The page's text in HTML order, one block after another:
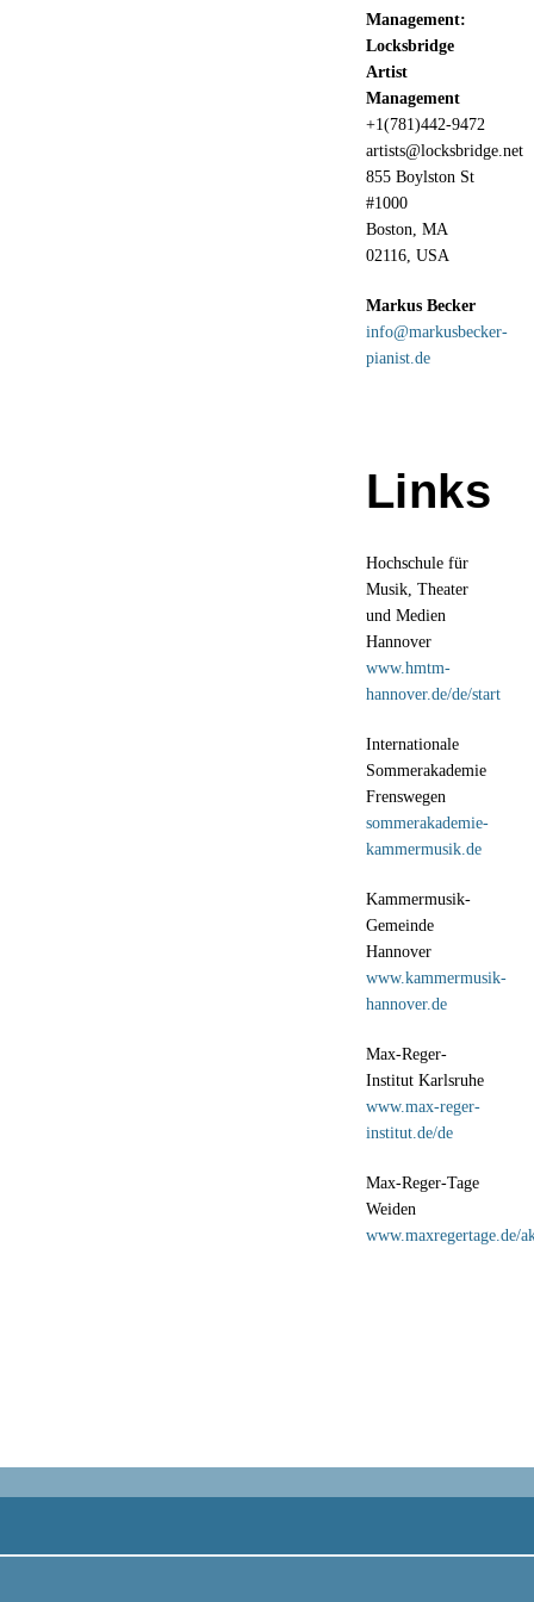
Management:
Locksbridge
Artist
Management
+1(781)442-9472
artists@locksbridge.net
855 Boylston St
#1000
Boston, MA
02116, USA
Markus Becker
info@markusbecker-
pianist.de
Links
Hochschule für
Musik, Theater
und Medien
Hannover
www.hmtm-
hannover.de/de/start
Internationale
Sommerakademie
Frenswegen
sommerakademie-
kammermusik.de
Kammermusik-
Gemeinde
Hannover
www.kammermusik-
hannover.de
Max-Reger-
Institut Karlsruhe
www.max-reger-
institut.de/de
Max-Reger-Tage
Weiden
www.maxregertage.de/